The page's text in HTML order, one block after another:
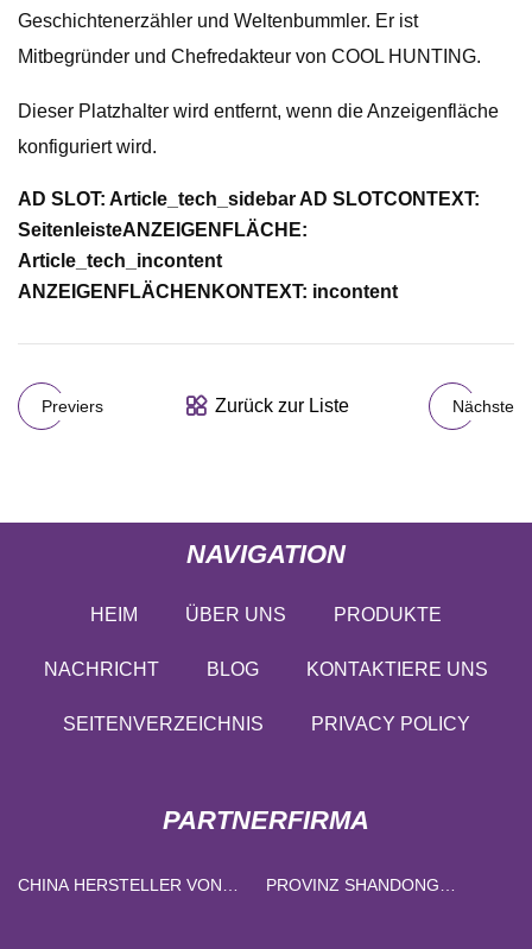
Geschichtenerzähler und Weltenbummler. Er ist
Mitbegründer und Chefredakteur von COOL HUNTING.
Dieser Platzhalter wird entfernt, wenn die Anzeigenfläche
konfiguriert wird.
AD SLOT: Article_tech_sidebar AD SLOTCONTEXT:
SeitenleisteANZEIGENFLÄCHE:
Article_tech_incontent
ANZEIGENFLÄCHENKONTEXT: incontent
Previers Zurück zur Liste Nächste
NAVIGATION
HEIM ÜBER UNS PRODUKTE
NACHRICHT BLOG KONTAKTIERE UNS
SEITENVERZEICHNIS PRIVACY POLICY
PARTNERFIRMA
CHINA HERSTELLER VON
PROVINZ SHANDONG